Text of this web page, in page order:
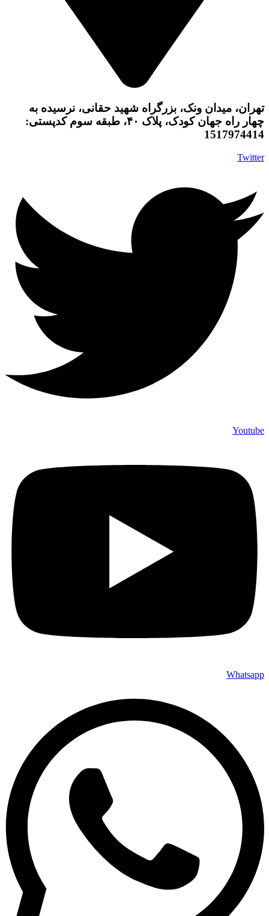
تهران، میدان ونک، بزرگراه شهید حقانی، نرسیده به
چهار راه جهان کودک، پلاک ۴۰، طبقه سوم کدپستی:
1517974414
Twitter
Youtube
Whatsapp